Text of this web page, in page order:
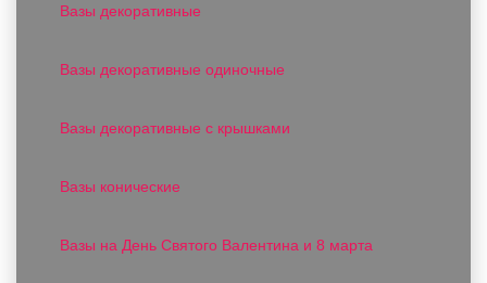
Вазы декоративные
Вазы декоративные одиночные
Вазы декоративные с крышками
Вазы конические
Вазы на День Святого Валентина и 8 марта